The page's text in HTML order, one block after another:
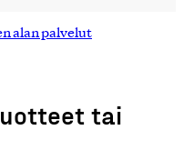
alan palvelut
tai